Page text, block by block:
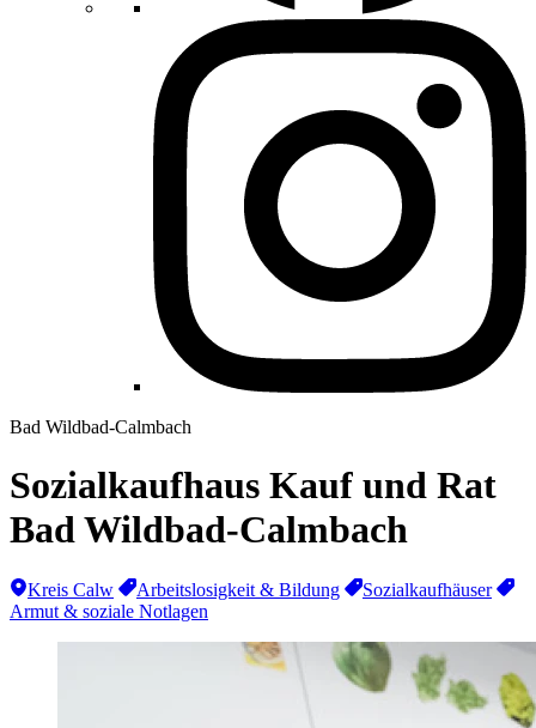
Bad Wildbad-Calmbach
Sozialkaufhaus Kauf und Rat
Bad Wildbad-Calmbach
Kreis Calw Arbeitslosigkeit & Bildung
Sozialkaufhäuser
Armut & soziale Notlagen